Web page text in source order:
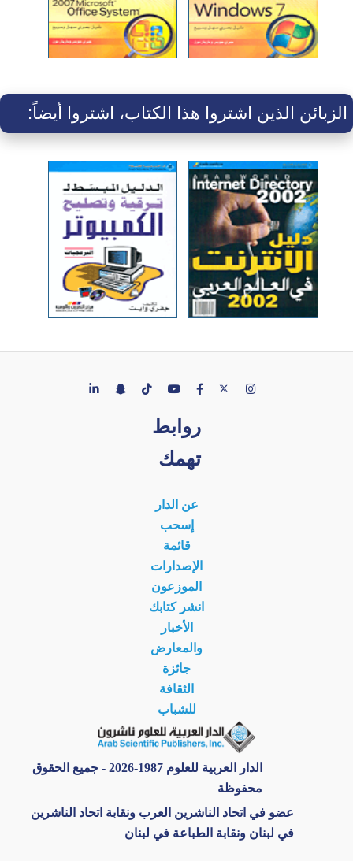
الزبائن الذين اشتروا هذا الكتاب، اشتروا أيضاً:
روابط
تهمك
عن الدار
إسحب
قائمة
الإصدارات
الموزعون
انشر كتابك
الأخبار
والمعارض
جائزة
الثقافة
للشباب
الدار العربية للعلوم 1987-2026 - جميع الحقوق
محفوظة
عضو في اتحاد الناشرين العرب ونقابة اتحاد الناشرين
في لبنان ونقابة الطباعة في لبنان